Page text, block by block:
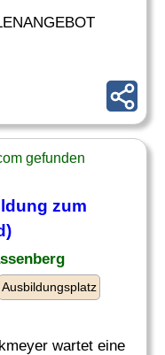
gefunden
zum
Ausbildungsplatz
wartet eine